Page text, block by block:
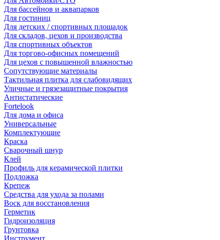
Для бассейнов и аквапарков
Для гостиниц
Для детских / спортивных площадок
Для складов, цехов и производства
Для спортивных объектов
Для торгово-офисных помещений
Для цехов с повышенной влажностью
Сопутствующие материалы
Тактильная плитка для слабовидящих
Уличные и грязезащитные покрытия
Антистатические
Fortelook
Для дома и офиса
Универсальные
Комплектующие
Краска
Сварочный шнур
Клей
Профиль для керамической плитки
Подложка
Крепеж
Средства для ухода за полами
Воск для восстановления
Герметик
Гидроизоляция
Грунтовка
Инструмент